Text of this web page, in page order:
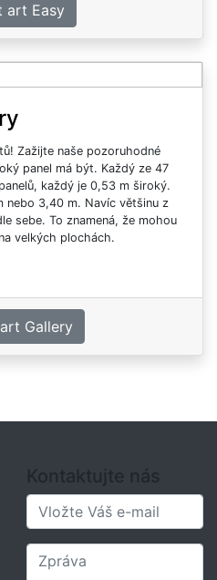
art Easy
Zažijte naše pozoruhodné
panel má být. Každý ze 47
každý je 0,53 m široký.
nebo 3,40 m. Navíc většinu z
sebe. To znamená, že mohou
velkých plochách.
Gallery
Kontaktujte nás